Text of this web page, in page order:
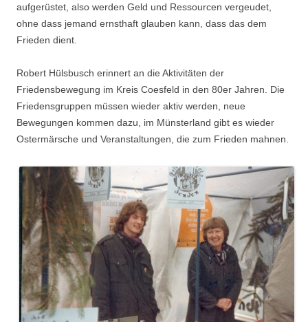
aufgerüstet, also werden Geld und Ressourcen vergeudet,
ohne dass jemand ernsthaft glauben kann, dass das dem
Frieden dient.
Robert Hülsbusch erinnert an die Aktivitäten der
Friedensbewegung im Kreis Coesfeld in den 80er Jahren. Die
Friedensgruppen müssen wieder aktiv werden, neue
Bewegungen kommen dazu, im Münsterland gibt es wieder
Ostermärsche und Veranstaltungen, die zum Frieden mahnen.